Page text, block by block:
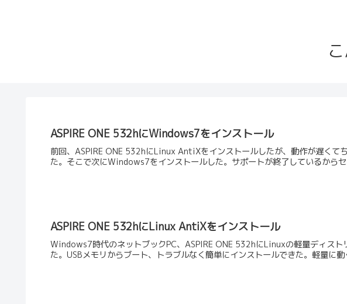
ASPIRE ONE 532hにWindows7をインストール
前回、ASPIRE ONE 532hにLinux AntiXをインストールしたが、動作が遅くて
た。そこで次にWindows7をインストールした。サポートが終了しているから
ASPIRE ONE 532hにLinux AntiXをインストール
Windows7時代のネットブックPC、ASPIRE ONE 532hにLinuxの軽量ディス
た。USBメモリからブート、トラブルなく簡単にインストールできた。軽量に